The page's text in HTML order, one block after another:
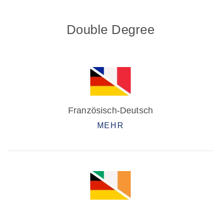
Double Degree
Französisch-Deutsch
MEHR